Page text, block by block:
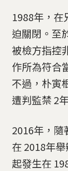
1988年，在
迫關閉。至
被檢方指控
作所為符合
不過，朴寅
遭判監禁 2
2016年，隨
在 2018年
起發生在